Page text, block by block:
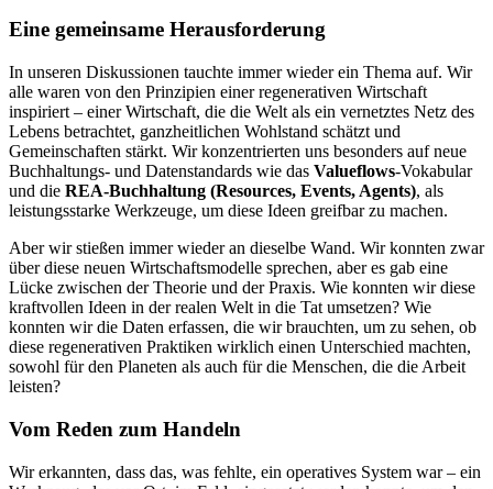
Eine gemeinsame Herausforderung
In unseren Diskussionen tauchte immer wieder ein Thema auf. Wir
alle waren von den Prinzipien einer regenerativen Wirtschaft
inspiriert – einer Wirtschaft, die die Welt als ein vernetztes Netz des
Lebens betrachtet, ganzheitlichen Wohlstand schätzt und
Gemeinschaften stärkt. Wir konzentrierten uns besonders auf neue
Buchhaltungs- und Datenstandards wie das Valueflows-Vokabular
und die REA-Buchhaltung (Resources, Events, Agents), als
leistungsstarke Werkzeuge, um diese Ideen greifbar zu machen.
Aber wir stießen immer wieder an dieselbe Wand. Wir konnten zwar
über diese neuen Wirtschaftsmodelle sprechen, aber es gab eine
Lücke zwischen der Theorie und der Praxis. Wie konnten wir diese
kraftvollen Ideen in der realen Welt in die Tat umsetzen? Wie
konnten wir die Daten erfassen, die wir brauchten, um zu sehen, ob
diese regenerativen Praktiken wirklich einen Unterschied machten,
sowohl für den Planeten als auch für die Menschen, die die Arbeit
leisten?
Vom Reden zum Handeln
Wir erkannten, dass das, was fehlte, ein operatives System war – ein